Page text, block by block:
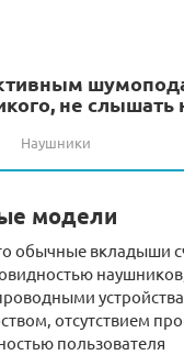
не слышать
Наушники
модели
обычные вкладыши
отсутствием
пользователя